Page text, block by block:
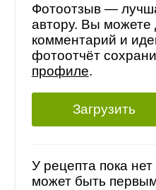
Фотоотзыв —
автору. Вы можете
комментарий и
фотоотчёт
профиле.
Загрузить
У рецепта пока
может быть